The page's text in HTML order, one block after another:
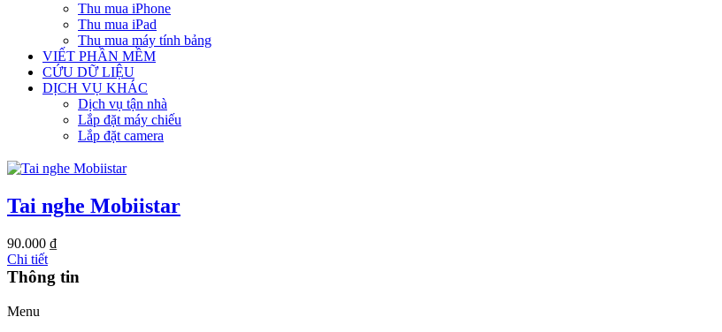
Thu mua iPhone
Thu mua iPad
Thu mua máy tính bảng
VIẾT PHẦN MỀM
CỨU DỮ LIỆU
DỊCH VỤ KHÁC
Dịch vụ tận nhà
Lắp đặt máy chiếu
Lắp đặt camera
Tai nghe Mobiistar
90.000 ₫
Chi tiết
Thông tin
Menu